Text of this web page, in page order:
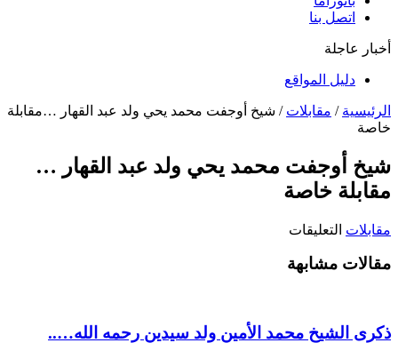
اتصل بنا
أخبار عاجلة
دليل المواقع
الرئيسية / مقابلات / شيخ أوجفت محمد يحي ولد عبد القهار …مقابلة
خاصة
شيخ أوجفت محمد يحي ولد عبد القهار …
مقابلة خاصة
مقابلات التعليقات
أوجفت
عبد
مقالات مشابهة
ذكرى الشيخ محمد الأمين ولد سيدين رحمه الله…..